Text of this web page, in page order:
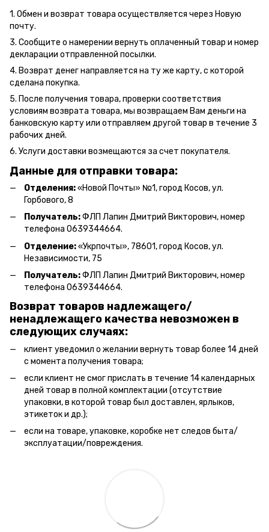
1. Обмен и возврат товара осуществляется через Новую
почту.
3. Сообщите о намерении вернуть оплаченный товар и номер
декларации отправленной посылки.
4. Возврат денег направляется на ту же карту, с которой
сделана покупка.
5. После получения товара, проверки соответствия
условиям возврата товара, мы возвращаем Вам деньги на
банковскую карту или отправляем другой товар в течение 3
рабочих дней.
6. Услуги доставки возмещаются за счет покупателя.
Данные для отправки товара:
Отделения:«Новой Почты» №1, город Косов,ул.
Горбового, 8
Получатель:ФЛП Лапин Дмитрий Викторович, номер
телефона 0639344664.
Отделение:«Укрпочты», 78601, город Косов, ул.
Независимости, 75
Получатель:ФЛП Лапин Дмитрий Викторович, номер
телефона 0639344664.
Возврат товаров надлежащего/
ненадлежащего качества невозможен в
следующих случаях:
клиент уведомил о желании вернуть товар более 14 дней
с момента получения товара;
если клиент не смог прислать в течение 14 календарных
дней товар в полной комплектации (отсутствие
упаковки, в которой товар был доставлен, ярлыков,
этикеток и др.);
если на товаре, упаковке, коробке нет следов быта/
эксплуатации/повреждения.